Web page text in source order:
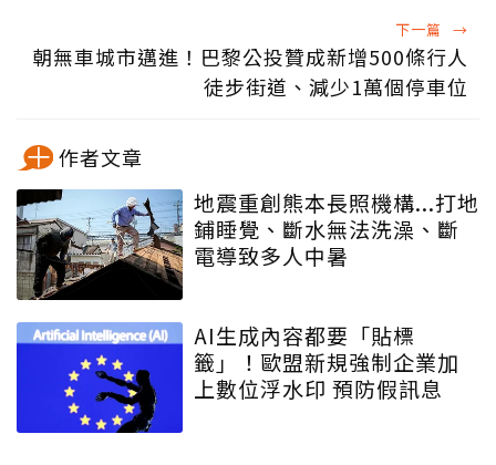
下一篇 →
朝無車城市邁進！巴黎公投贊成新增500條行人
徒步街道、減少1萬個停車位
作者文章
地震重創熊本長照機構...打地
鋪睡覺、斷水無法洗澡、斷
電導致多人中暑
AI生成內容都要「貼標
籤」！歐盟新規強制企業加
上數位浮水印 預防假訊息